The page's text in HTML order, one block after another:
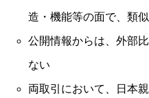
造・機能等の面で、類似
公開情報からは、外部
ない
両取引において、日本